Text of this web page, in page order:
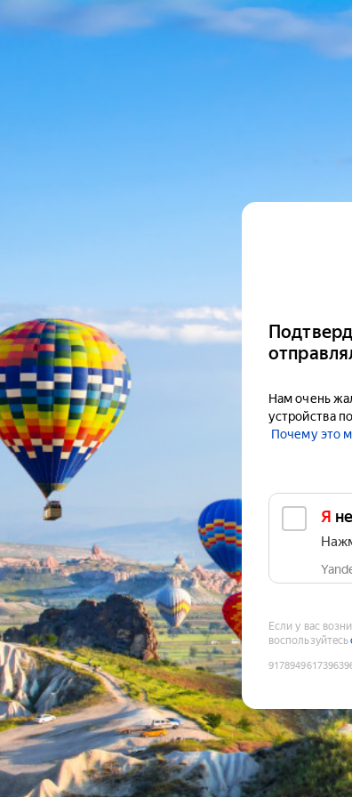
Нам очень
устройства
Почему это
Я
Если у вас
воспользуйтесь